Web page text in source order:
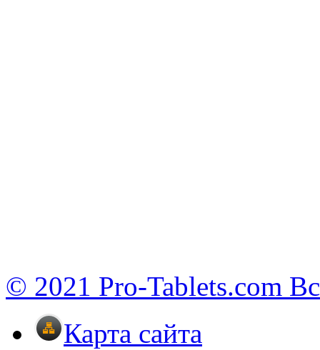
© 2021 Pro-Tablets.com
Карта сайта